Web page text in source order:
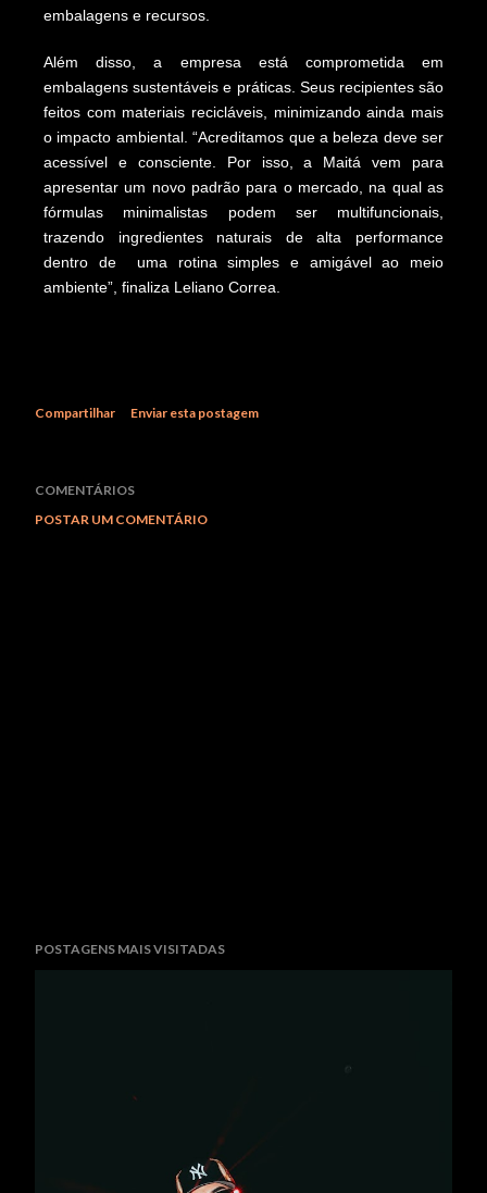
embalagens e recursos.
Além disso, a empresa está comprometida em
embalagens sustentáveis e práticas. Seus recipientes são
feitos com materiais recicláveis, minimizando ainda mais
o impacto ambiental. “Acreditamos que a beleza deve ser
acessível e consciente. Por isso, a Maitá vem para
apresentar um novo padrão para o mercado, na qual as
fórmulas minimalistas podem ser multifuncionais,
trazendo ingredientes naturais de alta performance
dentro de uma rotina simples e amigável ao meio
ambiente”, finaliza Leliano Correa.
Compartilhar Enviar esta postagem
COMENTÁRIOS
POSTAR UM COMENTÁRIO
POSTAGENS MAIS VISITADAS